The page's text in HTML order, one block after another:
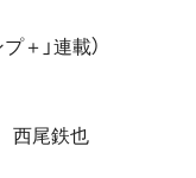
＋」連載）
西尾鉄也